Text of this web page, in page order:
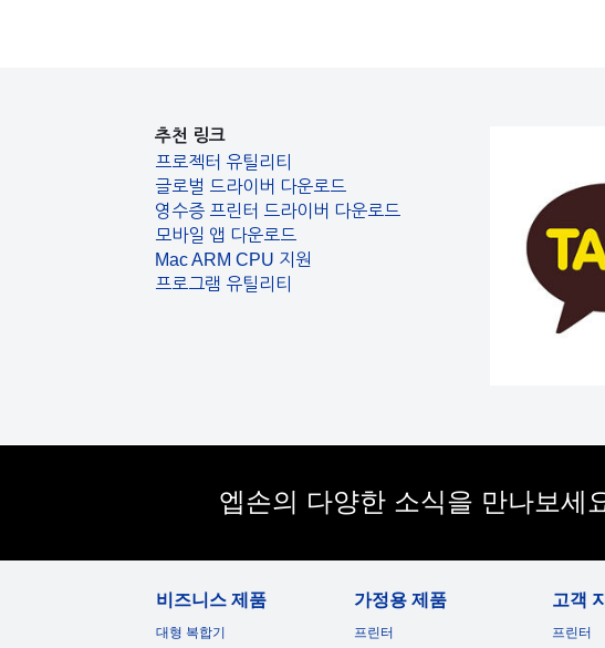
추천 링크
프로젝터 유틸리티
글로벌 드라이버 다운로드
영수증 프린터 드라이버 다운로드
모바일 앱 다운로드
Mac ARM CPU 지원
프로그램 유틸리티
엡손의 다양한 소식을 만나보세
비즈니스 제품
대형 복합기
가정용 제품
프린터
고객
프린터